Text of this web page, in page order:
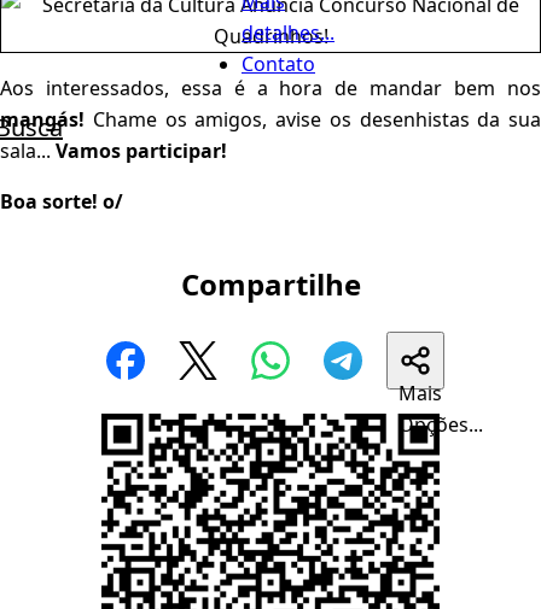
detalhes...
Contato
Aos interessados, essa é a hora de mandar bem nos
mangás! Chame os amigos, avise os desenhistas da sua
sala... Vamos participar!
Boa sorte! o/
Compartilhe
Mais
Opções...